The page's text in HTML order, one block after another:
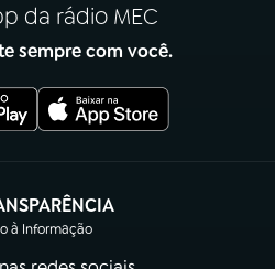
da rádio MEC
sempre com você.
à Informação
(abre em nova aba)